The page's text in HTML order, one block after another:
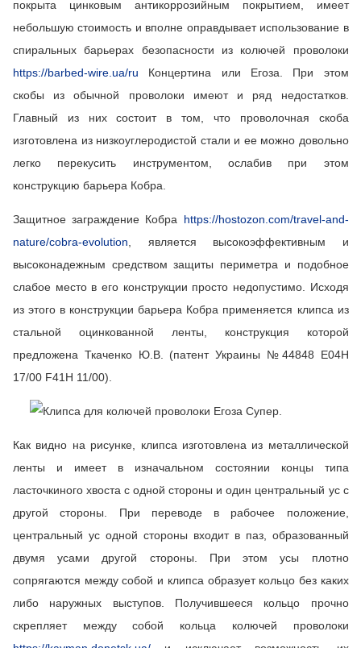
покрыта цинковым антикоррозийным покрытием, имеет
небольшую стоимость и вполне оправдывает использование в
спиральных барьерах безопасности из колючей проволоки
https://barbed-wire.ua/ru Концертина или Егоза. При этом
скобы из обычной проволоки имеют и ряд недостатков.
Главный из них состоит в том, что проволочная скоба
изготовлена из низкоуглеродистой стали и ее можно довольно
легко перекусить инструментом, ослабив при этом
конструкцию барьера Кобра.
Защитное заграждение Кобра https://hostozon.com/travel-and-
nature/cobra-evolution , является высокоэффективным и
высоконадежным средством защиты периметра и подобное
слабое место в его конструкции просто недопустимо. Исходя
из этого в конструкции барьера Кобра применяется клипса из
стальной оцинкованной ленты, конструкция которой
предложена Ткаченко Ю.В. (патент Украины №44848 E04H
17/00 F41H 11/00).
Как видно на рисунке, клипса изготовлена из металлической
ленты и имеет в изначальном состоянии концы типа
ласточкиного хвоста с одной стороны и один центральный ус с
другой стороны. При переводе в рабочее положение,
центральный ус одной стороны входит в паз, образованный
двумя усами другой стороны. При этом усы плотно
сопрягаются между собой и клипса образует кольцо без каких
либо наружных выступов. Получившееся кольцо прочно
скрепляет между собой кольца колючей проволоки